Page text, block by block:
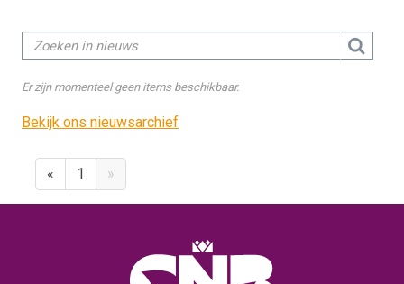
Er zijn momenteel geen items beschikbaar.
Bekijk ons nieuwsarchief
« 1 »